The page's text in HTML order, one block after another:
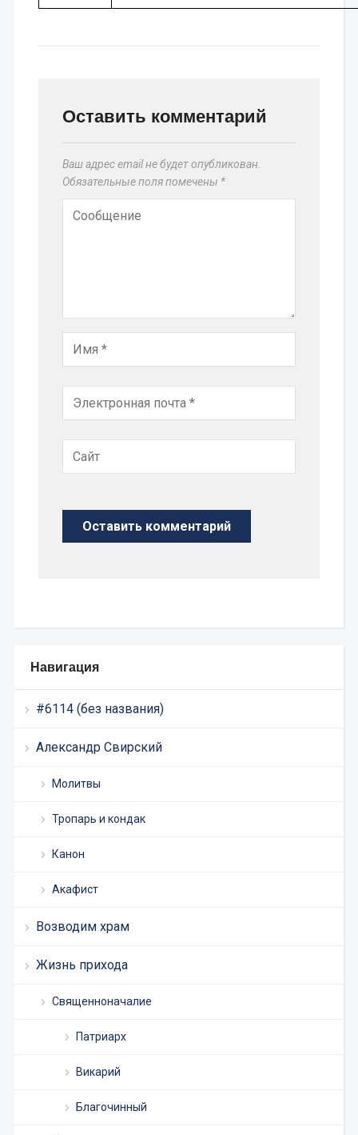
Навигация
#6114 (без названия)
Александр Свирский
Молитвы
Тропарь и кондак
Канон
Акафист
Возводим храм
Жизнь прихода
Священноначалие
Патриарх
Викарий
Благочинный
Оставить комментарий
Ваш адрес email не будет опубликован.
Обязательные поля помечены *